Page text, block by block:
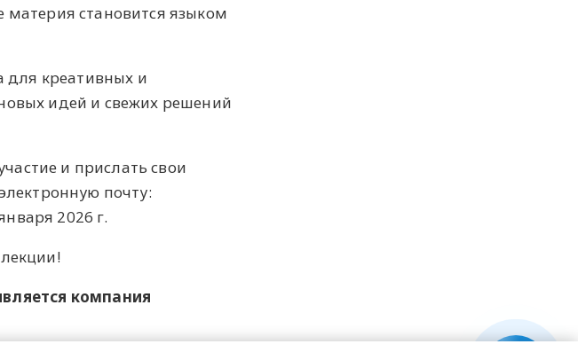
материя становится языком
для креативных и
идей и свежих решений
и прислать свои
почту:
2026 г.
компания